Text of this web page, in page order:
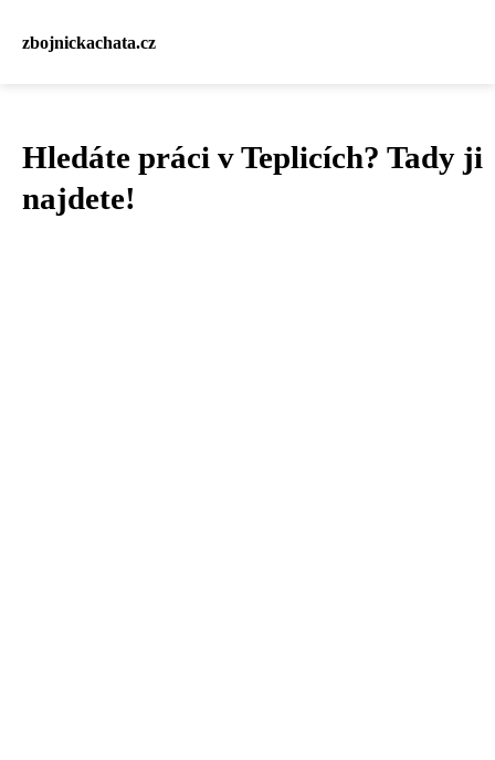
zbojnickachata.cz
Hledáte práci v Teplicích? Tady ji
najdete!